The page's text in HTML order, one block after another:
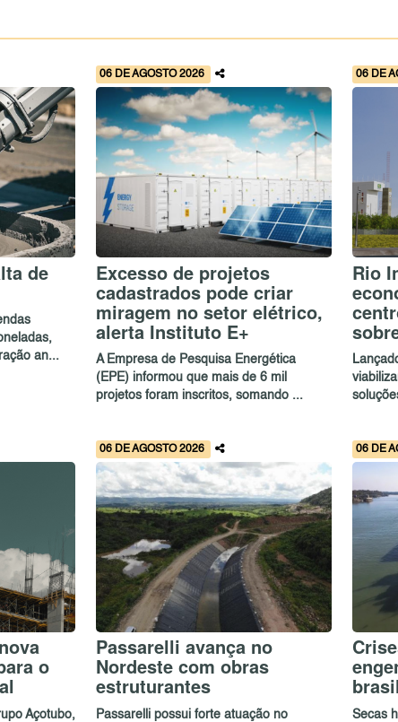
de
an...
06 DE AGOSTO 2026
Excesso de projetos
cadastrados pode criar
miragem no setor elétrico,
alerta Instituto E+
A Empresa de Pesquisa Energética
(EPE) informou que mais de 6 mil
projetos foram inscritos, somando ...
06 DE
Rio
o
Açotubo,
06 DE AGOSTO 2026
Passarelli avança no
Nordeste com obras
estruturantes
Passarelli possui forte atuação no
06 DE
Secas